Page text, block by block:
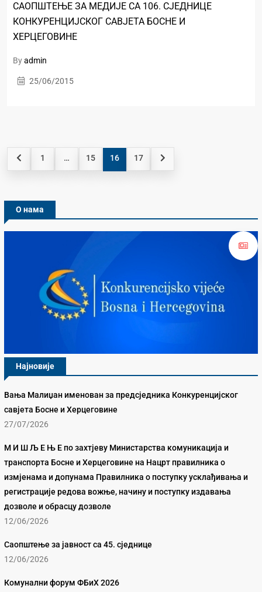
САОПШТЕЊЕ ЗА МЕДИЈЕ СА 106. СЈЕДНИЦЕ
КОНКУРЕНЦИЈСКОГ САВЈЕТА БОСНЕ И
ХЕРЦЕГОВИНЕ
Byadmin
25/06/2015
1 … 15 16 17
О нама
Најновије
Вања Малиџан именован за предсједника Конкуренцијског
савјета Босне и Херцеговине
27/07/2026
М И Ш Љ Е Њ Е по захтјеву Министарства комуникација и
транспорта Босне и Херцеговине на Нацрт правилника о
измјенама и допунама Правилника о поступку усклађивања и
регистрације редова вожње, начину и поступку издавања
дозволе и обрасцу дозволе
12/06/2026
Саопштење за јавност са 45. сједнице
12/06/2026
Комунални форум ФБиХ 2026